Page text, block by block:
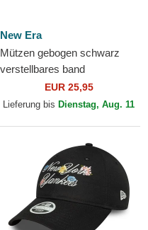
New Era
Mützen gebogen schwarz
verstellbares band
9TWENTY League Essential
der New York Yankees MLB
EUR 25,95
Lieferung bis Dienstag, Aug. 11